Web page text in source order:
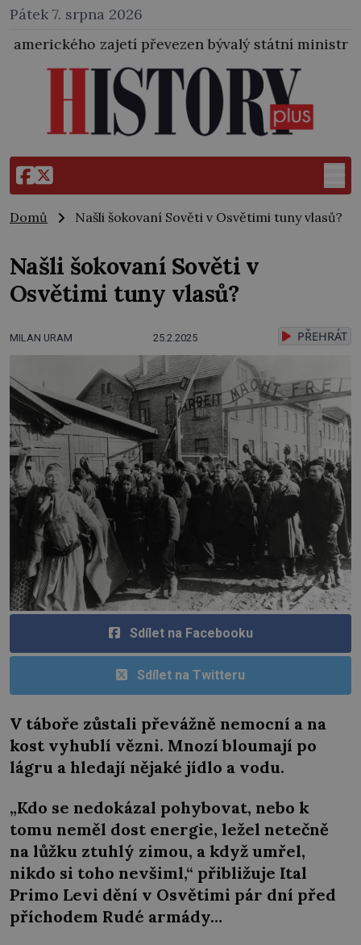
Pátek 7. srpna 2026
bývalý státní ministr pro protektorát K.
Domů Našli šokovaní Sověti v Osvětimi tuny vlasů?
Našli šokovaní Sověti v
Osvětimi tuny vlasů?
MILAN URAM 25.2.2025 PŘEHRÁT
Sdílet na Facebooku
Sdílet na Twitteru
V táboře zůstali převážně nemocní a na
kost vyhublí vězni. Mnozí bloumají po
lágru a hledají nějaké jídlo a vodu.
„Kdo se nedokázal pohybovat, nebo k
tomu neměl dost energie, ležel netečně
na lůžku ztuhlý zimou, a když umřel,
nikdo si toho nevšiml,“ přibližuje Ital
Primo Levi dění v Osvětimi pár dní před
příchodem Rudé armády…